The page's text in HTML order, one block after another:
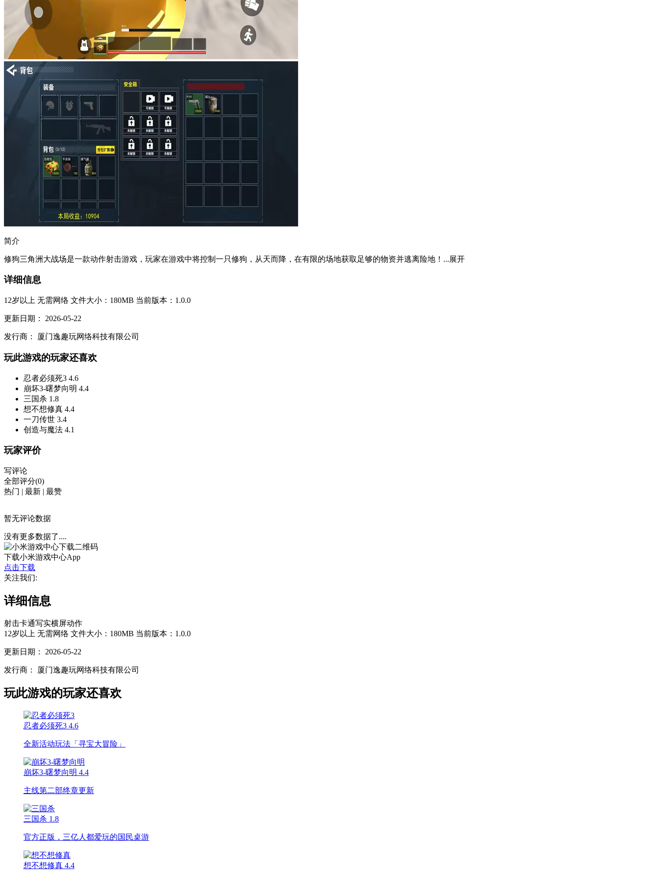
简介
修狗三角洲大战场是一款动作射击游戏，玩家在游戏中将控制一只修狗，从天而降，在有限的场地获取足够的物资并逃离险地！...展开
详细信息
12岁以上 无需网络 文件大小：180MB 当前版本：1.0.0
更新日期： 2026-05-22
发行商： 厦门逸趣玩网络科技有限公司
玩此游戏的玩家还喜欢
忍者必须死3 4.6
崩坏3-曙梦向明 4.4
三国杀 1.8
想不想修真 4.4
一刀传世 3.4
创造与魔法 4.1
玩家评价
写评论
全部评分(0)
热门 | 最新 | 最赞
暂无评论数据
没有更多数据了....
下载小米游戏中心App
点击下载
关注我们:
详细信息
射击卡通写实横屏动作
12岁以上 无需网络 文件大小：180MB 当前版本：1.0.0
更新日期： 2026-05-22
发行商： 厦门逸趣玩网络科技有限公司
玩此游戏的玩家还喜欢
忍者必须死3 4.6
全新活动玩法「寻宝大冒险」
崩坏3-曙梦向明 4.4
主线第二部终章更新
三国杀 1.8
官方正版，三亿人都爱玩的国民桌游
想不想修真 4.4